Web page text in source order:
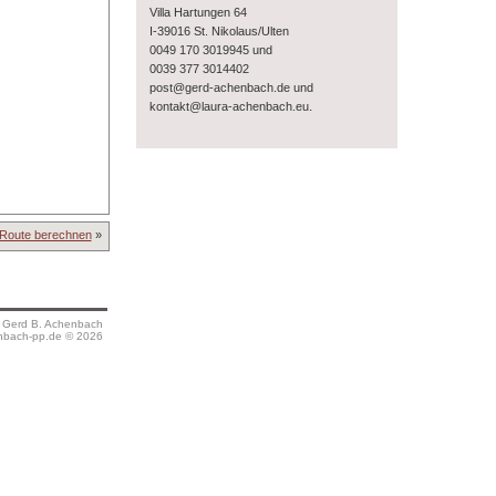
Route berechnen»
B. Achenbach
pp.de © 2026
Villa Hartungen 64
I-39016 St. Nikolaus/Ulten
0049 170 3019945 und
0039 377 3014402
post@gerd-achenbach.de und
kontakt@laura-achenbach.eu.